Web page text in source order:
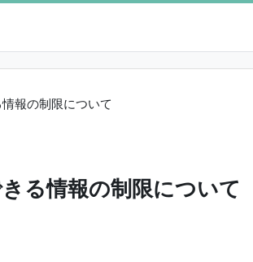
報の制限について
る情報の制限について